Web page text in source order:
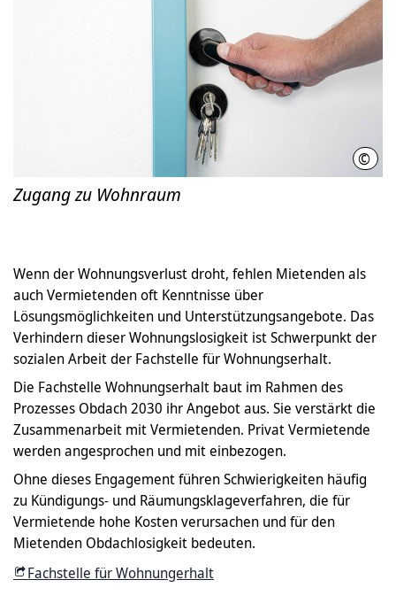
©
Zugang zu Wohnraum
Wenn der Wohnungsverlust droht, fehlen Mietenden als
auch Vermietenden oft Kenntnisse über
Lösungsmöglichkeiten und Unterstützungsangebote. Das
Verhindern dieser Wohnungslosigkeit ist Schwerpunkt der
sozialen Arbeit der Fachstelle für Wohnungserhalt.
Die Fachstelle Wohnungserhalt baut im Rahmen des
Prozesses Obdach 2030 ihr Angebot aus. Sie verstärkt die
Zusammenarbeit mit Vermietenden. Privat Vermietende
werden angesprochen und mit einbezogen.
Ohne dieses Engagement führen Schwierigkeiten häufig
zu Kündigungs- und Räumungsklageverfahren, die für
Vermietende hohe Kosten verursachen und für den
Mietenden Obdachlosigkeit bedeuten.
Fachstelle für Wohnungerhalt